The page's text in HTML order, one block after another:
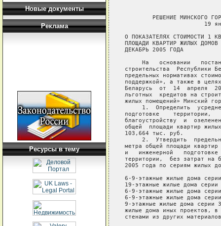
Новые документы
Реклама
Ресурсы в тему
РЕШЕНИЕ МИНСКОГО
19
О ПОКАЗАТЕЛЯХ СТОИМОСТИ 1
ПЛОЩАДИ КВАРТИР ЖИЛЫХ
ДЕКАБРЬ 2005 ГОДА
На   основании
строительства
предельных нормативах
поддержкой», а также в
Беларусь  от  14  апреля
льготных  кредитов на
жилых помещений» Минский
1.  Определить
подготовке    территории,
благоустройству  и
общей  площади квартир
103,664 тыс. руб.
2.  Утвердить
метра общей площади
и   инженерной   подготовке
территории,  без затрат на
2005 года по сериям жилых
6-9-этажные жилые дома
19-этажные жилые дома
6-9-этажные жилые дома
6-9-этажные жилые дома
9-этажные жилые дома
жилые дома иных
стенами из других